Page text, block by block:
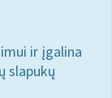
ir įgalina
slapukų